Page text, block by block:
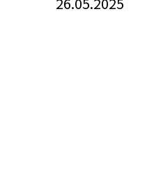
关于我们